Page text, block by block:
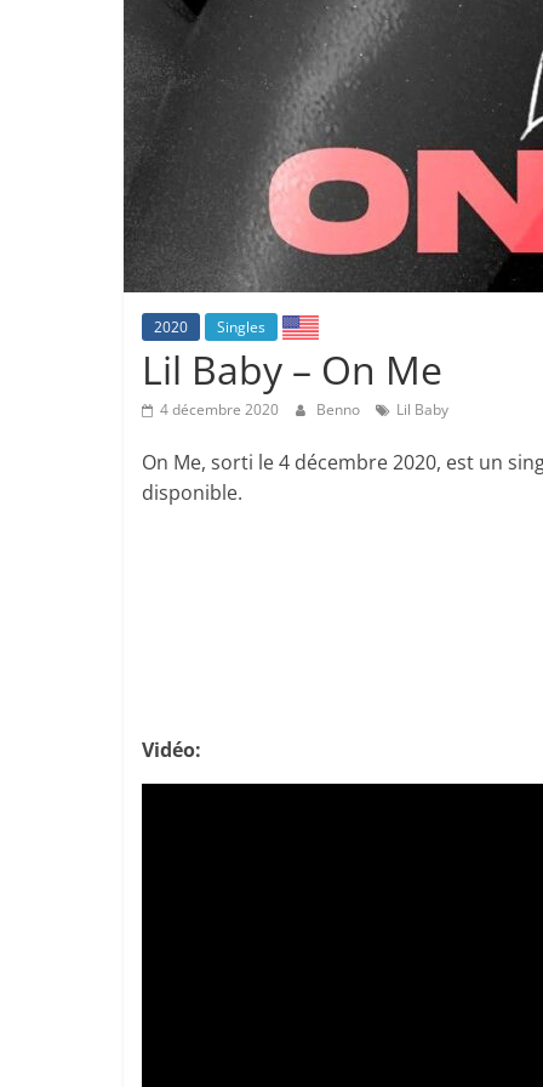
2020 Singles
Lil Baby – On Me
4 décembre 2020 Benno Lil Baby
On Me, sorti le 4 décembre 2020, est un
disponible.
Vidéo: